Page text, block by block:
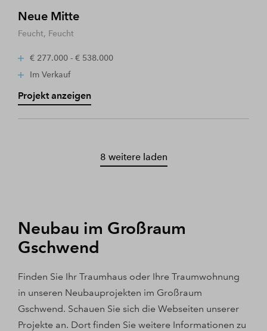
Neue Mitte
Feucht, Feucht
€ 277.000 - € 538.000
Im Verkauf
Projekt anzeigen
8 weitere laden
Neubau im Großraum
Gschwend
Finden Sie Ihr Traumhaus oder Ihre Traumwohnung
in unseren Neubauprojekten im Großraum
Gschwend. Schauen Sie sich die Webseiten unserer
Projekte an. Dort finden Sie weitere Informationen zu